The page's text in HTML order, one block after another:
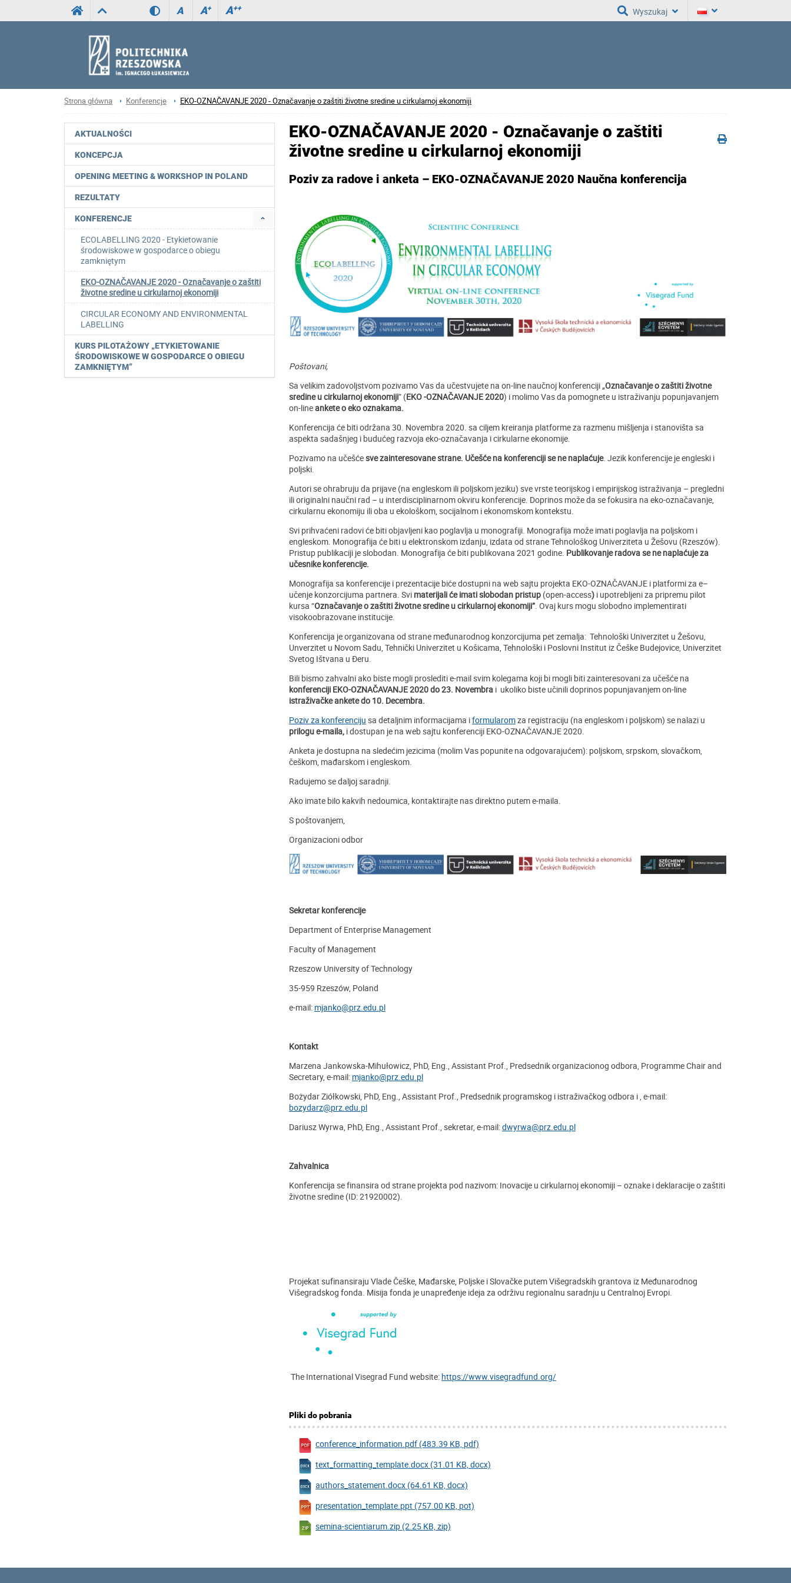
A A+ A++ Wyszukaj
Strona główna Konferencje EKO-OZNAČAVANJE 2020 - Označavanje o zaštiti životne sredine u cirkularnoj ekonomiji
AKTUALNOŚCI
KONCEPCJA
OPENING MEETING & WORKSHOP IN POLAND
REZULTATY
KONFERENCJE
ECOLABELLING 2020 - Etykietowanie
środowiskowe w gospodarce o obiegu
zamkniętym
EKO-OZNAČAVANJE 2020 - Označavanje o zaštiti
životne sredine u cirkularnoj ekonomiji
CIRCULAR ECONOMY AND ENVIRONMENTAL
LABELLING
KURS PILOTAŻOWY „ETYKIETOWANIE
ŚRODOWISKOWE W GOSPODARCE O OBIEGU
ZAMKNIĘTYM”
EKO-OZNAČAVANJE 2020 - Označavanje o zaštiti
životne sredine u cirkularnoj ekonomiji
Poziv za radove i anketa – EKO-OZNAČAVANJE 2020 Naučna konferencija
Poštovani,
Sa velikim zadovoljstvom pozivamo Vas da učestvujete na on-line naučnoj konferenciji „Označavanje o zaštiti životne
sredine u cirkularnoj ekonomiji” (EKO -OZNAČAVANJE 2020) i molimo Vas da pomognete u istraživanju popunjavanjem
on-lineankete o eko oznakama.
Konferencija će biti održana 30. Novembra 2020. sa ciljem kreiranja platforme za razmenu mišljenja i stanovišta sa
aspekta sadašnjeg i budućeg razvoja eko-označavanja i cirkularne ekonomije.
Pozivamo na učešćesve zainteresovane strane. Učešće na konferenciji se ne naplaćuje. Jezik konferencije je engleski i
poljski.
Autori se ohrabruju da prijave (na engleskom ili poljskom jeziku) sve vrste teorijskog i empirijskog istraživanja – pregledni
ili originalni naučni rad – u interdisciplinarnom okviru konferencije. Doprinos može da se fokusira na eko-označavanje,
cirkularnu ekonomiju ili oba u ekološkom, socijalnom i ekonomskom kontekstu.
Svi prihvaćeni radovi će biti objavljeni kao poglavlja u monografiji. Monografija može imati poglavlja na poljskom i
engleskom. Monografija će biti u elektronskom izdanju, izdata od strane Tehnološkog Univerziteta u Žešovu (Rzeszów).
Pristup publikaciji je slobodan. Monografija će biti publikovana 2021 godine. Publikovanje radova se ne naplaćuje za
učesnike konferencije.
Monografija sa konferencije i prezentacije biće dostupni na web sajtu projekta EKO-OZNAČAVANJE i platformi za e–
učenje konzorcijuma partnera. Svi materijali će imati slobodan pristup (open-access) i upotrebljeni za pripremu pilot
kursa “Označavanje o zaštiti životne sredine u cirkularnoj ekonomiji”. Ovaj kurs mogu slobodno implementirati
visokoobrazovane institucije.
Konferencija je organizovana od strane međunarodnog konzorcijuma pet zemalja: Tehnološki Univerzitet u Žešovu,
Unverzitet u Novom Sadu, Tehnički Univerzitet u Košicama, Tehnološki i Poslovni Institut iz Češke Budejovice, Univerzitet
Svetog Ištvana u Đeru.
Bili bismo zahvalni ako biste mogli proslediti e-mail svim kolegama koji bi mogli biti zainteresovani za učešće na
konferenciji EKO-OZNAČAVANJE 2020 do 23. Novembra i ukoliko biste učinili doprinos popunjavanjem on-line
istraživačke ankete do 10. Decembra.
Poziv za konferenciju sa detaljnim informacijama iformularomza registraciju (na engleskom i poljskom) se nalazi u
prilogu e-maila, i dostupan je na web sajtu konferenciji EKO-OZNAČAVANJE 2020.
Anketa je dostupna na sledećim jezicima (molim Vas popunite na odgovarajućem): poljskom, srpskom, slovačkom,
češkom, mađarskom i engleskom.
Radujemo se daljoj saradnji.
Ako imate bilo kakvih nedoumica, kontaktirajte nas direktno putem e-maila.
S poštovanjem,
Organizacioni odbor
Sekretar konferencije
Department of Enterprise Management
Faculty of Management
Rzeszow University of Technology
35-959 Rzeszów, Poland
e-mail: mjanko@prz.edu.pl
Kontakt
Marzena Jankowska-Mihułowicz, PhD, Eng., Assistant Prof., Predsednik organizacionog odbora, Programme Chair and
Secretary, e-mail: mjanko@prz.edu.pl
Bożydar Ziółkowski, PhD, Eng., Assistant Prof., Predsednik programskog i istraživačkog odbora i , e-mail:
bozydarz@prz.edu.pl
Dariusz Wyrwa, PhD, Eng., Assistant Prof., sekretar, e-mail:dwyrwa@prz.edu.pl
Zahvalnica
Konferencija se finansira od strane projekta pod nazivom: Inovacije u cirkularnoj ekonomiji – oznake i deklaracije o zaštiti
životne sredine (ID: 21920002).
Projekat sufinansiraju Vlade Češke, Mađarske, Poljske i Slovačke putem Višegradskih grantova iz Međunarodnog
Višegradskog fonda. Misija fonda je unapređenje ideja za održivu regionalnu saradnju u Centralnoj Evropi.
The International Visegrad Fund website: https://www.visegradfund.org/
Pliki do pobrania
conference_information.pdf (483.39 KB, pdf)
text_formatting_template.docx (31.01 KB, docx)
authors_statement.docx (64.61 KB, docx)
presentation_template.ppt (757.00 KB, pot)
semina-scientiarum.zip (2.25 KB, zip)